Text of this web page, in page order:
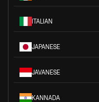
ITALIAN
JAPANESE
JAVANESE
KANNADA